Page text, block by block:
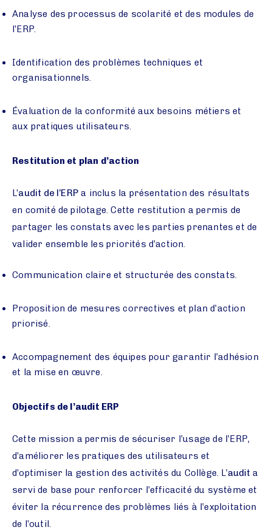
Analyse des processus de scolarité et des modules de
l’ERP.
Identification des problèmes techniques et
organisationnels.
Évaluation de la conformité aux besoins métiers et
aux pratiques utilisateurs.
Restitution et plan d’action
L’audit de l’ERP a inclus la présentation des résultats
en comité de pilotage. Cette restitution a permis de
partager les constats avec les parties prenantes et de
valider ensemble les priorités d’action.
Communication claire et structurée des constats.
Proposition de mesures correctives et plan d’action
priorisé.
Accompagnement des équipes pour garantir l’adhésion
et la mise en œuvre.
Objectifs de l’audit ERP
Cette mission a permis de sécuriser l’usage de l’ERP,
d’améliorer les pratiques des utilisateurs et
d’optimiser la gestion des activités du Collège. L’audit a
servi de base pour renforcer l’efficacité du système et
éviter la récurrence des problèmes liés à l’exploitation
de l’outil.